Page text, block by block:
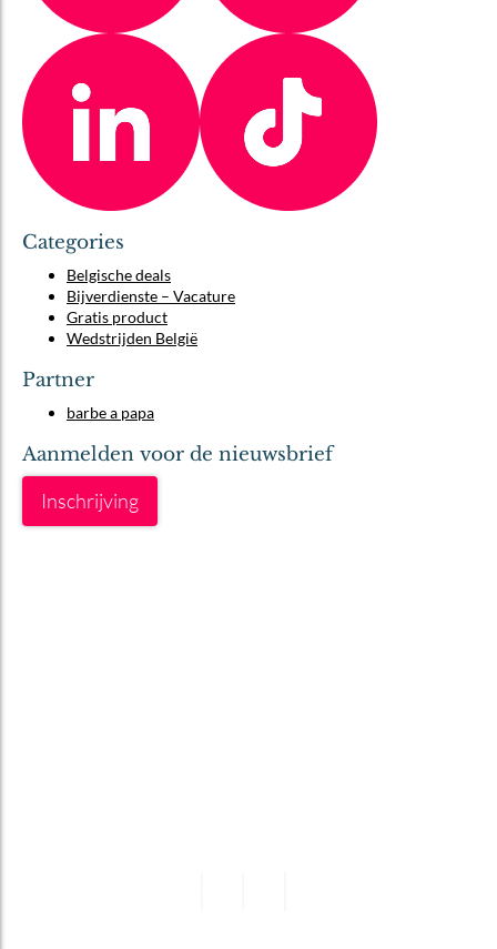
Categories
Belgische deals
Bijverdienste – Vacature
Gratis product
Wedstrijden België
Partner
barbe a papa
Aanmelden voor de nieuwsbrief
Inschrijving